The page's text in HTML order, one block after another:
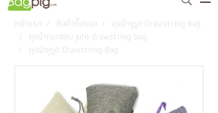
หน้าแรก สินค้าทั้งหมด
ถุงผ้าหูรูด Drawstring Bag
ถุงผ้ากระสอบ jute drawstring bag
ถุงผ้าหูรูด Drawstring Bag